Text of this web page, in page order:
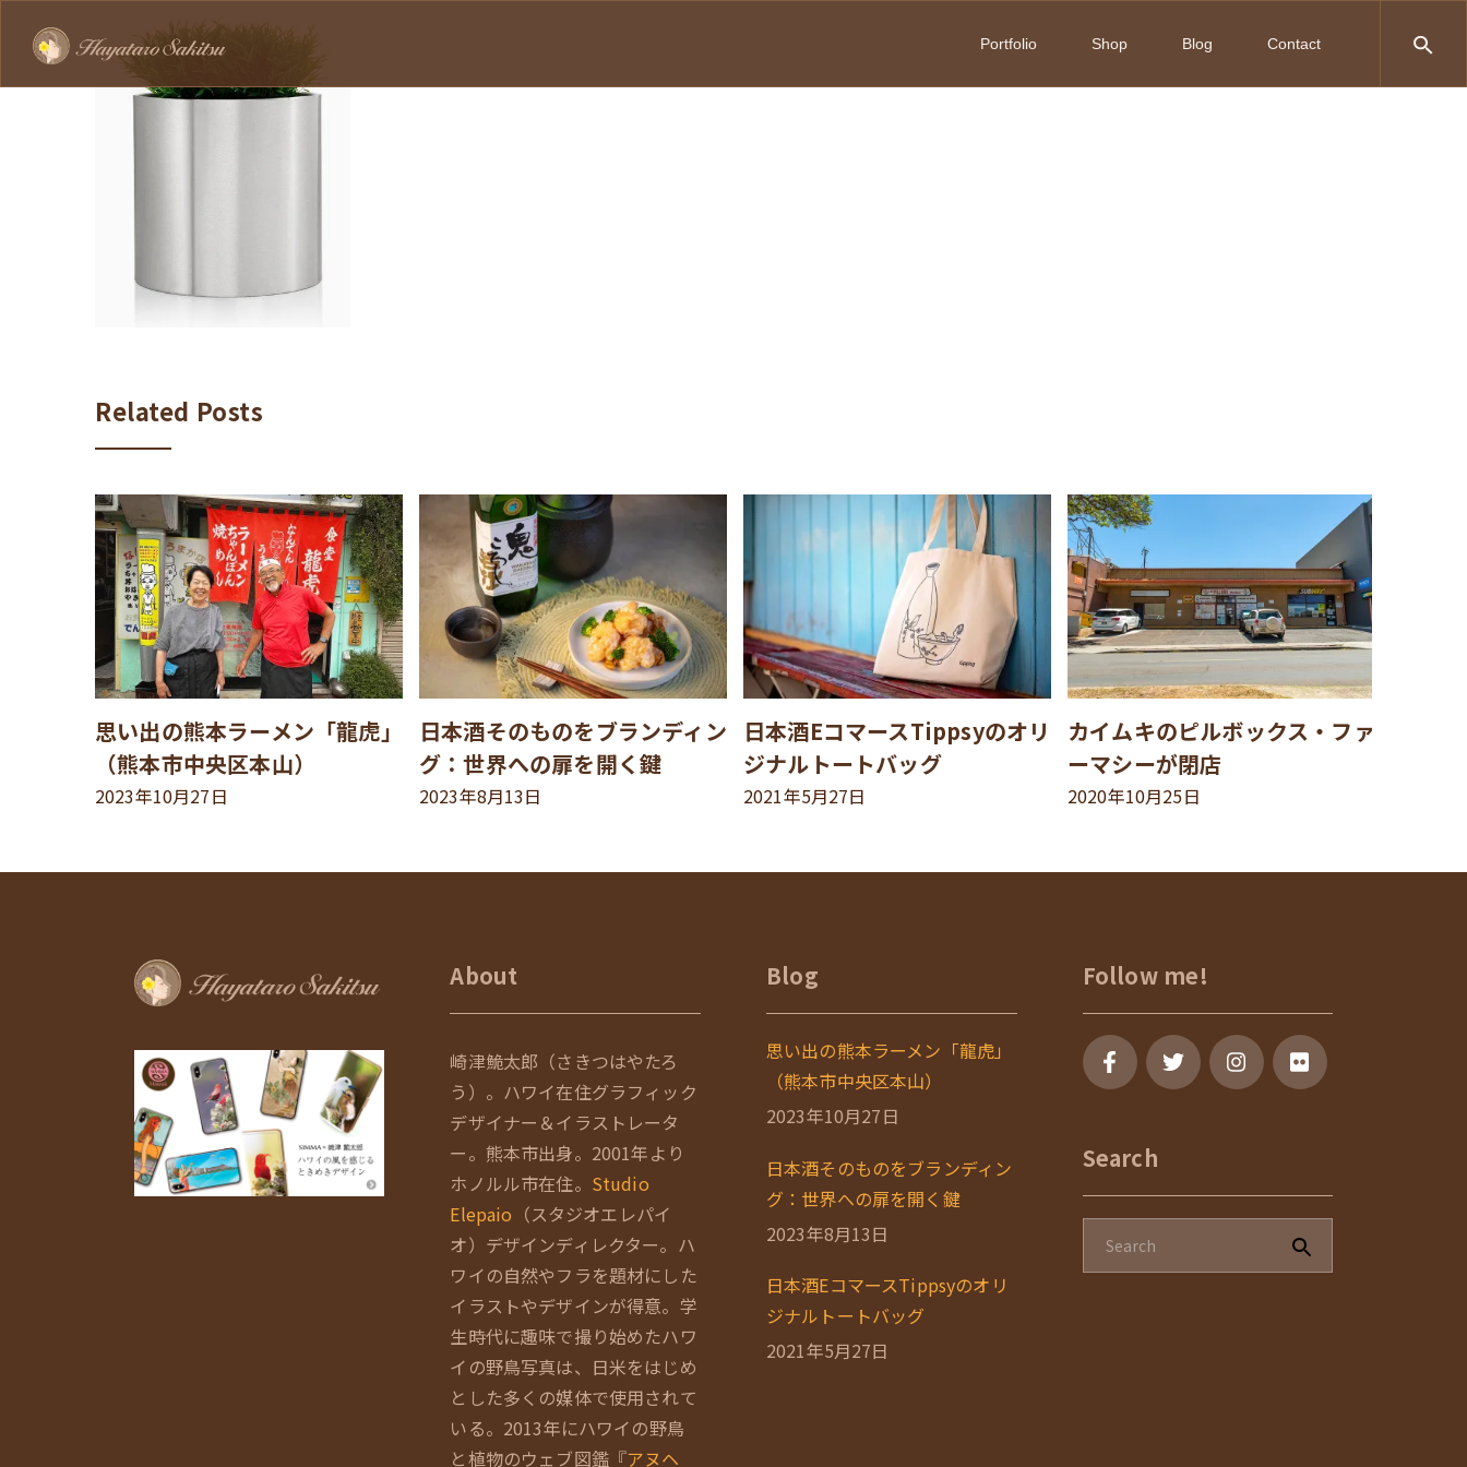
Portfolio Shop Blog Contact
Related Posts
思い出の熊本ラーメン「龍虎」
（熊本市中央区本山）
2023年10月27日
日本酒そのものをブランディン
グ：世界への扉を開く鍵
2023年8月13日
日本酒EコマースTippsyのオリ
ジナルトートバッグ
2021年5月27日
カイムキのピルボックス・ファ
ーマシーが閉店
2020年10月25日
About
崎津鮠太郎（さきつはやたろ
う）。ハワイ在住グラフィック
デザイナー＆イラストレータ
ー。熊本市出身。2001年より
ホノルル市在住。 Studio
Elepaio （スタジオエレパイ
オ）デザインディレクター。ハ
ワイの自然やフラを題材にした
イラストやデザインが得意。学
生時代に趣味で撮り始めたハワ
イの野鳥写真は、日米をはじめ
とした多くの媒体で使用されて
いる。2013年にハワイの野鳥
と植物のウェブ図鑑『アヌヘ
Blog
思い出の熊本ラーメン「龍虎」
（熊本市中央区本山）
2023年10月27日
日本酒そのものをブランディン
グ：世界への扉を開く鍵
2023年8月13日
日本酒EコマースTippsyのオリ
ジナルトートバッグ
2021年5月27日
Follow me!
Search